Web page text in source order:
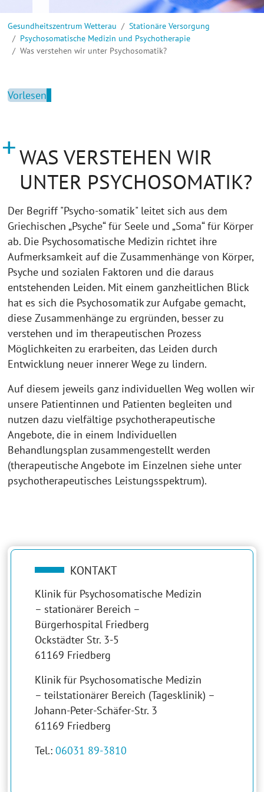
Gesundheitszentrum Wetterau
Stationäre Versorgung
Psychosomatische Medizin und Psychotherapie
Was verstehen wir unter Psychosomatik?
Vorlesen
WAS VERSTEHEN WIR
UNTER PSYCHOSOMATIK?
Der Begriff "Psycho-somatik" leitet sich aus dem
Griechischen „Psyche“ für Seele und „Soma“ für Körper
ab. Die Psychosomatische Medizin richtet ihre
Aufmerksamkeit auf die Zusammenhänge von Körper,
Psyche und sozialen Faktoren und die daraus
entstehenden Leiden. Mit einem ganzheitlichen Blick
hat es sich die Psychosomatik zur Aufgabe gemacht,
diese Zusammenhänge zu ergründen, besser zu
verstehen und im therapeutischen Prozess
Möglichkeiten zu erarbeiten, das Leiden durch
Entwicklung neuer innerer Wege zu lindern.
Auf diesem jeweils ganz individuellen Weg wollen wir
unsere Patientinnen und Patienten begleiten und
nutzen dazu vielfältige psychotherapeutische
Angebote, die in einem Individuellen
Behandlungsplan zusammengestellt werden
(therapeutische Angebote im Einzelnen siehe unter
psychotherapeutisches Leistungsspektrum).
KONTAKT
Klinik für Psychosomatische Medizin
– stationärer Bereich –
Bürgerhospital Friedberg
Ockstädter Str. 3-5
61169 Friedberg
Klinik für Psychosomatische Medizin
– teilstationärer Bereich (Tagesklinik) –
Johann-Peter-Schäfer-Str. 3
61169 Friedberg
Tel.:06031 89-3810